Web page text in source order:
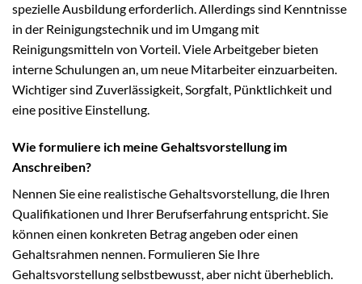
spezielle Ausbildung erforderlich. Allerdings sind Kenntnisse
in der Reinigungstechnik und im Umgang mit
Reinigungsmitteln von Vorteil. Viele Arbeitgeber bieten
interne Schulungen an, um neue Mitarbeiter einzuarbeiten.
Wichtiger sind Zuverlässigkeit, Sorgfalt, Pünktlichkeit und
eine positive Einstellung.
Wie formuliere ich meine Gehaltsvorstellung im
Anschreiben?
Nennen Sie eine realistische Gehaltsvorstellung, die Ihren
Qualifikationen und Ihrer Berufserfahrung entspricht. Sie
können einen konkreten Betrag angeben oder einen
Gehaltsrahmen nennen. Formulieren Sie Ihre
Gehaltsvorstellung selbstbewusst, aber nicht überheblich.